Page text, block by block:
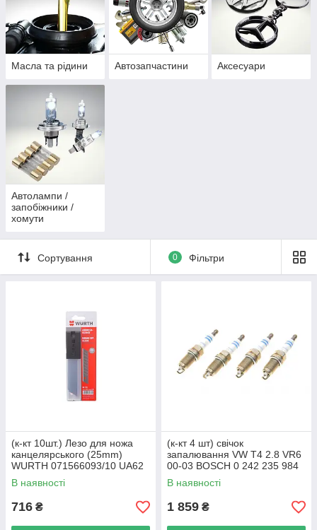
Масла та рідини Автозапчастини Аксесуари
Автолампи /
запобіжники /
хомути
Сортування 0 Фільтри
(к-кт 10шт.) Лезо для ножа
канцелярського (25mm)
WURTH 071566093/10 UA62
В наявності
716 ₴
(к-кт 4 шт) свічок
запалювання VW T4 2.8 VR6
00-03 BOSCH 0 242 235 984
UA62
В наявності
1 859 ₴